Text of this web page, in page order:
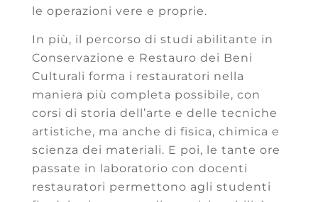
le operazioni vere e proprie.
In più, il percorso di studi abilitante in
Conservazione e Restauro dei Beni
Culturali forma i restauratori nella
maniera più completa possibile, con
corsi di storia dell’arte e delle tecniche
artistiche, ma anche di fisica, chimica e
scienza dei materiali. E poi, le tante ore
passate in laboratorio con docenti
restauratori permettono agli studenti